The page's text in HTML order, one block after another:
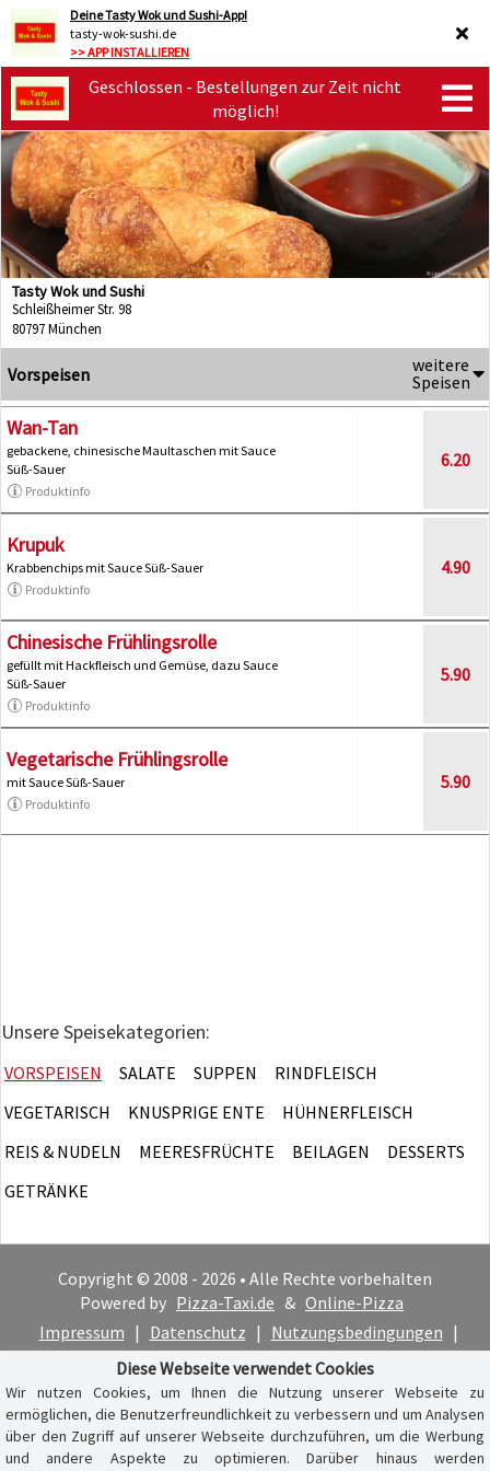
Deine Tasty Wok und Sushi-App!
tasty-wok-sushi.de
>> APP INSTALLIEREN
Geschlossen - Bestellungen zur Zeit nicht
möglich!
Tasty Wok und Sushi
Schleißheimer Str. 98
80797 München
Vorspeisen
weitere
Speisen
Wan-Tan
gebackene, chinesische Maultaschen mit Sauce
Süß-Sauer
Produktinfo
6.20
Krupuk
Krabbenchips mit Sauce Süß-Sauer
Produktinfo
4.90
Chinesische Frühlingsrolle
gefüllt mit Hackfleisch und Gemüse, dazu Sauce
Süß-Sauer
Produktinfo
5.90
Vegetarische Frühlingsrolle
mit Sauce Süß-Sauer
Produktinfo
5.90
Unsere Speisekategorien:
VORSPEISEN SALATE SUPPEN
RINDFLEISCH
VEGETARISCH
KNUSPRIGE ENTE
HÜHNERFLEISCH
REIS & NUDELN
MEERESFRÜCHTE BEILAGEN
DESSERTS
GETRÄNKE
Copyright © 2008 - 2026 • Alle Rechte vorbehalten
Powered by Pizza-Taxi.de & Online-Pizza
Impressum | Datenschutz | Nutzungsbedingungen |
Cookie-Hinweis
Diese Webseite verwendet Cookies
Wir nutzen Cookies, um Ihnen die Nutzung unserer Webseite zu
ermöglichen, die Benutzerfreundlichkeit zu verbessern und um Analysen
über den Zugriff auf unserer Webseite durchzuführen, um die Werbung
und andere Aspekte zu optimieren. Darüber hinaus werden